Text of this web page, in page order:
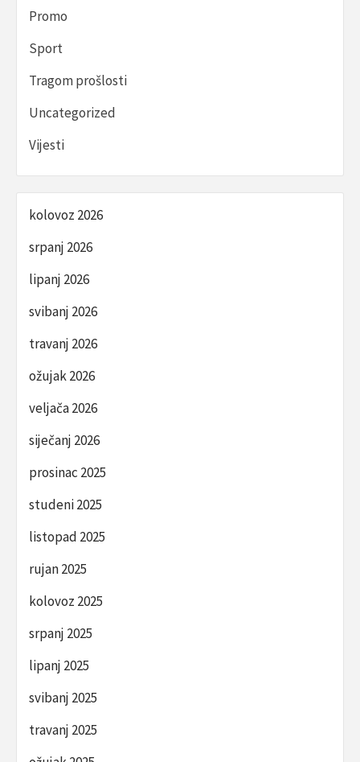
Promo
Sport
Tragom prošlosti
Uncategorized
Vijesti
kolovoz 2026
srpanj 2026
lipanj 2026
svibanj 2026
travanj 2026
ožujak 2026
veljača 2026
siječanj 2026
prosinac 2025
studeni 2025
listopad 2025
rujan 2025
kolovoz 2025
srpanj 2025
lipanj 2025
svibanj 2025
travanj 2025